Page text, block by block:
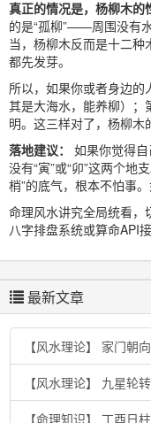
真正的情况是，杨柳木的
的是“孤柳”——周围没有
当，杨柳木反而是十二
都先发芽。
所以，如果你或者身边
其是大海水，能养柳）；
明。这三样对了，杨柳木
落地建议：
如果你觉得
没有“寅”或“卯”这两个地
梢”的底气，根本不怕事
命理风水讲究全局统看，
八字排盘系统或算命API
最新文章
【风水理论】 家门朝
【风水理论】 九星轮
【命理知识】 丁酉日